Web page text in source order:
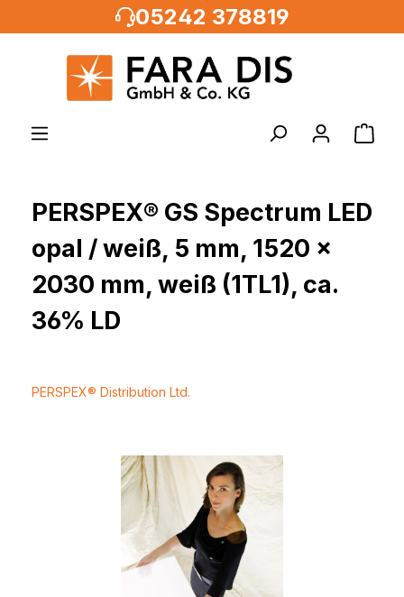
05242 378819
PERSPEX® GS Spectrum LED
opal / weiß, 5 mm, 1520 x
2030 mm, weiß (1TL1), ca.
36% LD
PERSPEX® Distribution Ltd.
Bildergalerie überspringen